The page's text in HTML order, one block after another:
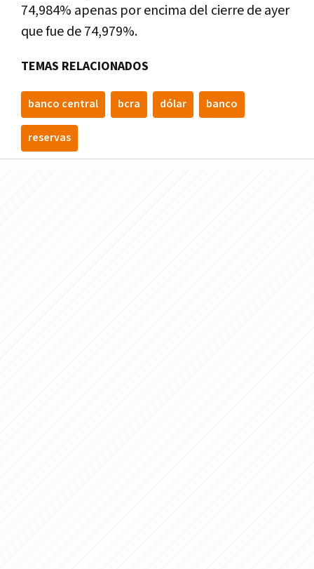
74,984% apenas por encima del cierre de ayer
que fue de 74,979%.
TEMAS RELACIONADOS
banco central bcra dólar banco
reservas